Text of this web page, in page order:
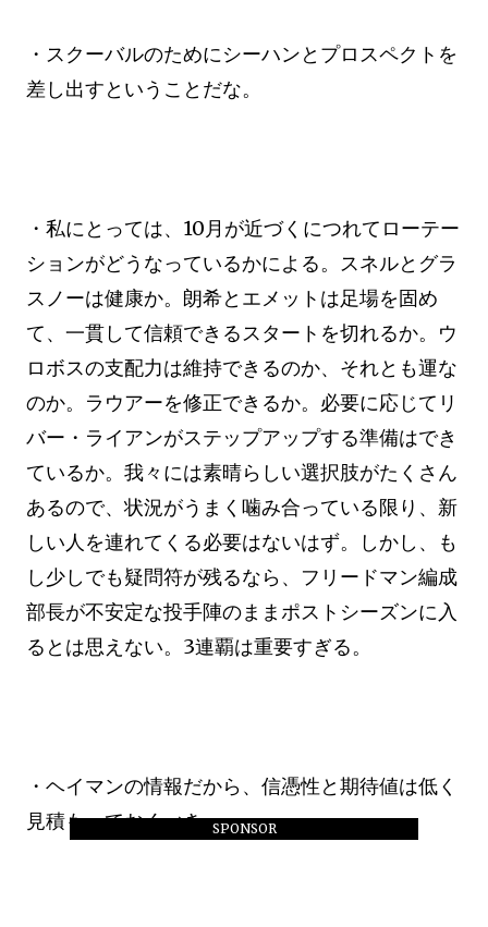
SPONSOR
・スクーバルのためにシーハンとプロスペクトを
差し出すということだな。
・私にとっては、10月が近づくにつれてローテー
ションがどうなっているかによる。スネルとグラ
スノーは健康か。朗希とエメットは足場を固め
て、一貫して信頼できるスタートを切れるか。ウ
ロボスの支配力は維持できるのか、それとも運な
のか。ラウアーを修正できるか。必要に応じてリ
バー・ライアンがステップアップする準備はでき
ているか。我々には素晴らしい選択肢がたくさん
あるので、状況がうまく噛み合っている限り、新
しい人を連れてくる必要はないはず。しかし、も
し少しでも疑問符が残るなら、フリードマン編成
部長が不安定な投手陣のままポストシーズンに入
るとは思えない。3連覇は重要すぎる。
・ヘイマンの情報だから、信憑性と期待値は低く
見積もっておくべき。